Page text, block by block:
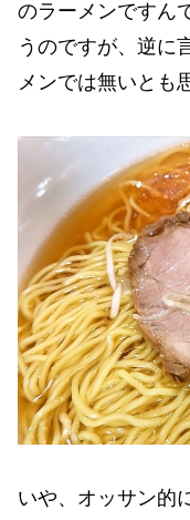
のラーメンですん
うのですが、逆に
メンでは無いとも
いや、オッサン的